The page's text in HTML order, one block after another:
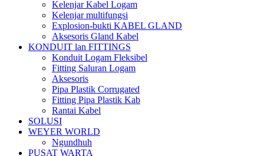
Kelenjar Kabel Logam
Kelenjar multifungsi
Explosion-bukti KABEL GLAND
Aksesoris Gland Kabel
KONDUIT lan FITTINGS
Konduit Logam Fleksibel
Fitting Saluran Logam
Aksesoris
Pipa Plastik Corrugated
Fitting Pipa Plastik Kab
Rantai Kabel
SOLUSI
WEYER WORLD
Ngundhuh
PUSAT WARTA